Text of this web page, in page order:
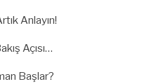
Anlayın!
Açısı…
Başlar?